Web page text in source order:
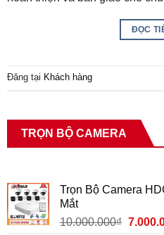
ĐỌC
Đăng tại Khách hàng
TRỌN BỘ CAMERA
Trọn Bộ Camera
Mắt
10.000.000₫